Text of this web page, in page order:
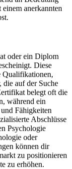
anerkannten
oder ein Diplom
Diese
Qualifikationen,
die auf der Suche
belegt oft die
während ein
Fähigkeiten
Abschlüsse
Psychologie
oder
können dir
zu positionieren
zu erhöhen.